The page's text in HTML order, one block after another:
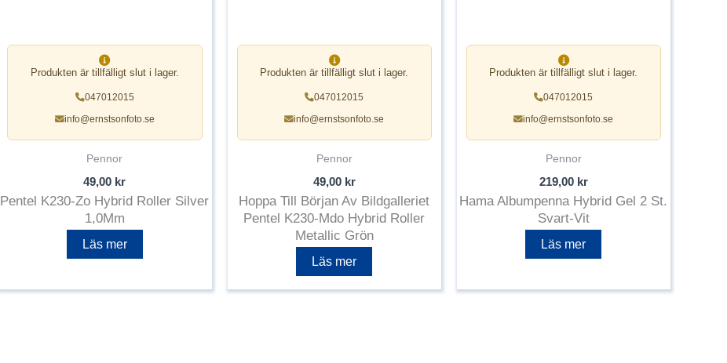
Produkten är tillfälligt slut i lager.
047012015
info@ernstsonfoto.se
Pennor
49,00 kr
Pentel K230-Zo Hybrid Roller Silver
1,0Mm
Läs mer
Produkten är tillfälligt slut i lager.
047012015
info@ernstsonfoto.se
Pennor
49,00 kr
Hoppa Till Början Av Bildgalleriet
Pentel K230-Mdo Hybrid Roller
Metallic Grön
Läs mer
Produkten är tillfälligt slut i lager.
047012015
info@ernstsonfoto.se
Pennor
219,00 kr
Hama Albumpenna Hybrid Gel 2 St.
Svart-Vit
Läs mer